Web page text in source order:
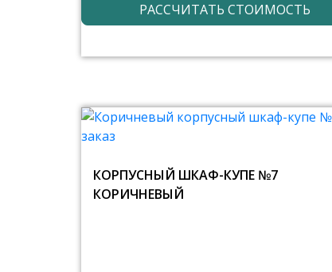
РАССЧИТАТЬ СТОИМОСТЬ
КОРПУСНЫЙ ШКАФ-КУПЕ №7
КОРИЧНЕВЫЙ